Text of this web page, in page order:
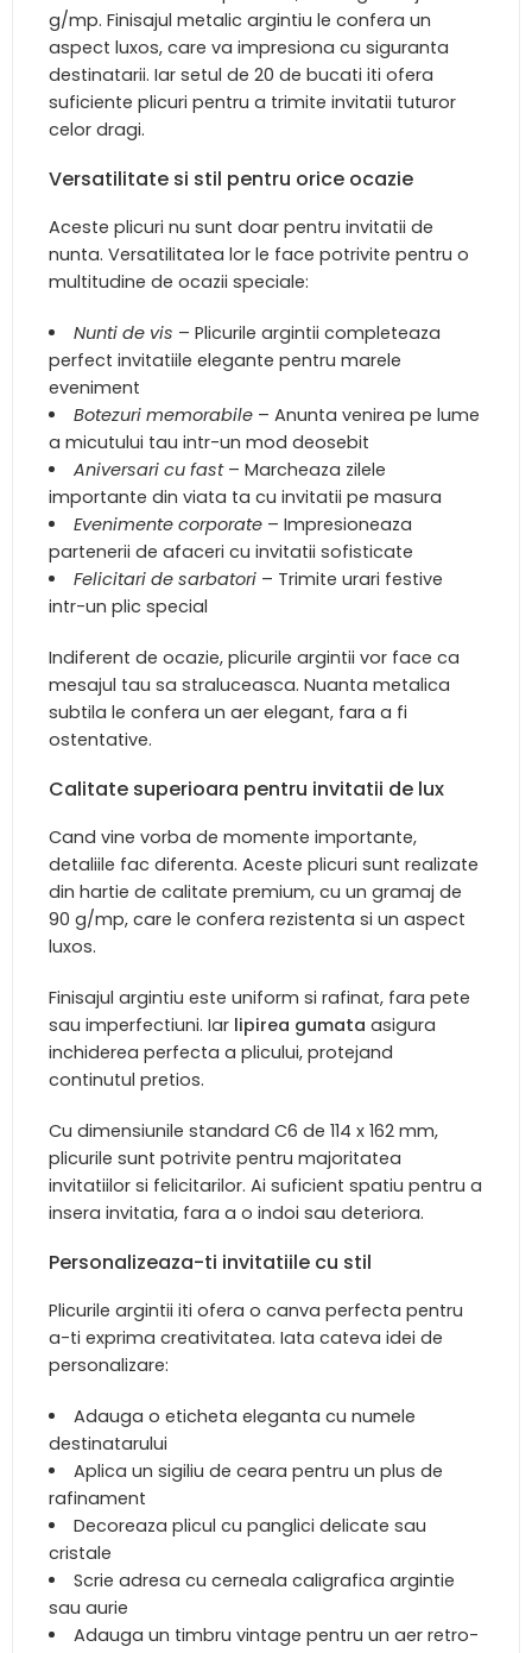
g/mp. Finisajul metalic argintiu le confera un
aspect luxos, care va impresiona cu siguranta
destinatarii. Iar setul de 20 de bucati iti ofera
suficiente plicuri pentru a trimite invitatii tuturor
celor dragi.
Versatilitate si stil pentru orice ocazie
Aceste plicuri nu sunt doar pentru invitatii de
nunta. Versatilitatea lor le face potrivite pentru o
multitudine de ocazii speciale:
Nunti de vis – Plicurile argintii completeaza
perfect invitatiile elegante pentru marele
eveniment
Botezuri memorabile– Anunta venirea pe lume
a micutului tau intr-un mod deosebit
Aniversari cu fast– Marcheaza zilele
importante din viata ta cu invitatii pe masura
Evenimente corporate– Impresioneaza
partenerii de afaceri cu invitatii sofisticate
Felicitari de sarbatori– Trimite urari festive
intr-un plic special
Indiferent de ocazie, plicurile argintii vor face ca
mesajul tau sa straluceasca. Nuanta metalica
subtila le confera un aer elegant, fara a fi
ostentative.
Calitate superioara pentru invitatii de lux
Cand vine vorba de momente importante,
detaliile fac diferenta. Aceste plicuri sunt realizate
din hartie de calitate premium, cu un gramaj de
90 g/mp, care le confera rezistenta si un aspect
luxos.
Finisajul argintiu este uniform si rafinat, fara pete
sau imperfectiuni. Iar lipirea gumata asigura
inchiderea perfecta a plicului, protejand
continutul pretios.
Cu dimensiunile standard C6 de 114 x 162 mm,
plicurile sunt potrivite pentru majoritatea
invitatiilor si felicitarilor. Ai suficient spatiu pentru a
insera invitatia, fara a o indoi sau deteriora.
Personalizeaza-ti invitatiile cu stil
Plicurile argintii iti ofera o canva perfecta pentru
a-ti exprima creativitatea. Iata cateva idei de
personalizare:
Adauga o eticheta eleganta cu numele
destinatarului
Aplica un sigiliu de ceara pentru un plus de
rafinament
Decoreaza plicul cu panglici delicate sau
cristale
Scrie adresa cu cerneala caligrafica argintie
sau aurie
Adauga un timbru vintage pentru un aer retro-